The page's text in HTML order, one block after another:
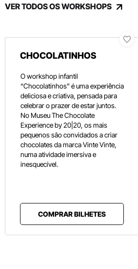
VER TODOS OS WORKSHOPS
CHOCOLATINHOS
O workshop infantil
“Chocolatinhos” é uma experiência
deliciosa e criativa, pensada para
celebrar o prazer de estar juntos.
No Museu The Chocolate
Experience by 20|20, os mais
pequenos são convidados a criar
chocolates da marca Vinte Vinte,
numa atividade imersiva e
inesquecível.
COMPRAR BILHETES